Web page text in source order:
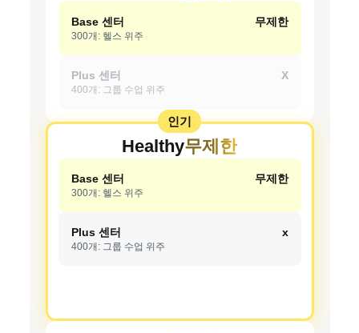
Base 센터
300개: 헬스 위주
무제한
Plus 센터
400개: 그룹 수업 위주
X
Healthy무제한
Base 센터
300개: 헬스 위주
무제한
Plus 센터
400개: 그룹 수업 위주
x
인기